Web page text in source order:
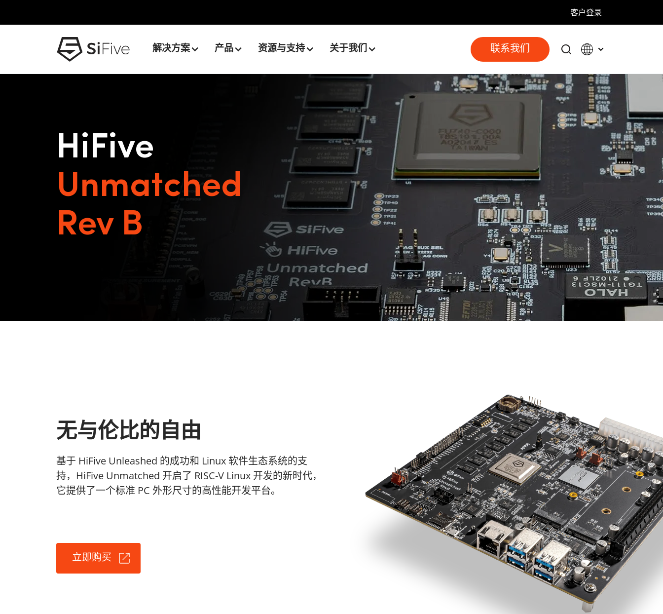
客户登录
解决方案 产品 资源与支持 关于我们 联系我们
HiFive
Unmatched
Rev B
无与伦比的自由
基于 HiFive Unleashed 的成功和 Linux 软件生态系统的支
持，HiFive Unmatched 开启了 RISC-V Linux 开发的新时代，
它提供了一个标准 PC 外形尺寸的高性能开发平台。
立即购买